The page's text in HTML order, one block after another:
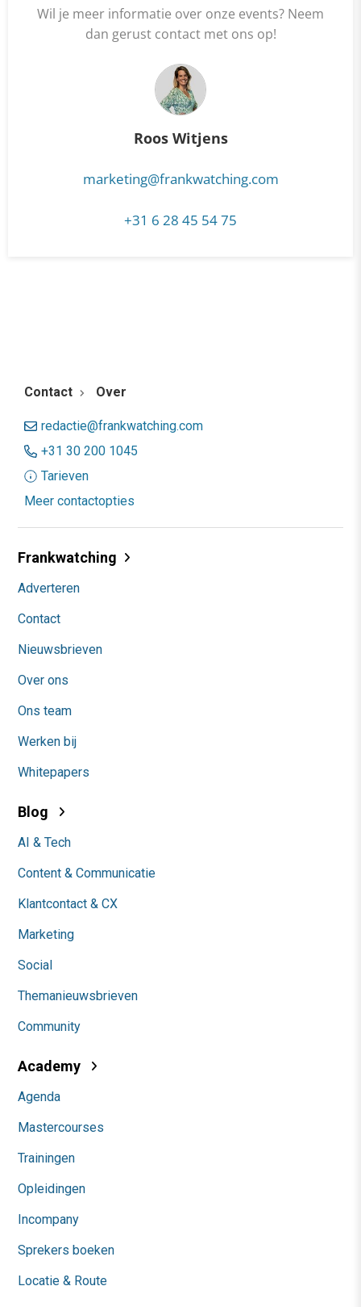
Wil je meer informatie over onze events? Neem
dan gerust contact met ons op!
Roos Witjens
marketing@frankwatching.com
+31 6 28 45 54 75
Contact Over
redactie@frankwatching.com
+31 30 200 1045
Tarieven
Meer contactopties
Frankwatching
Adverteren
Contact
Nieuwsbrieven
Over ons
Ons team
Werken bij
Whitepapers
Blog
AI & Tech
Content & Communicatie
Klantcontact & CX
Marketing
Social
Themanieuwsbrieven
Community
Academy
Agenda
Mastercourses
Trainingen
Opleidingen
Incompany
Sprekers boeken
Locatie & Route